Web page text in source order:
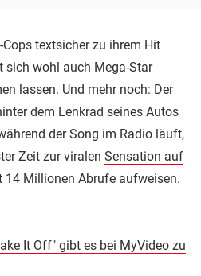
textsicher zu ihrem Hit
sich wohl auch Mega-Star
lassen. Und mehr noch: Der
dem Lenkrad seines Autos
der Song im Radio läuft,
Zeit zur viralen Sensation auf
14 Millionen Abrufe aufweisen.
It Off" gibt es bei MyVideo zu